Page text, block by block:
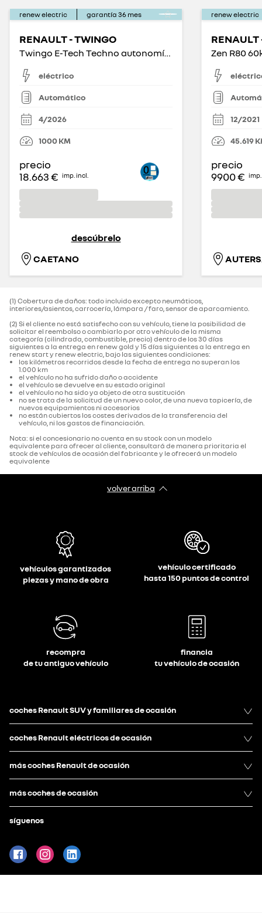
renew electric garantía 36 mes
RENAULT - TWINGO
Twingo E-Tech Techno autonomía urbana 60kW
eléctrico
Automático
4/2026
1000KM
precio
18.663 € imp. incl.
descúbrelo
CAETANO
renew electric
RENAULT
Zen R80
12/2021
45.619
precio
9900 €
(1) Cobertura de daños: todo incluido excepto neumáticos,
interiores/asientos, carrocería, lámpara / faro, sensor de aparcamiento.‌
(2) Si el cliente no está satisfecho con su vehículo, tiene la posibilidad de
solicitar el reembolso o cambiarlo por otro vehículo de la misma
categoría (cilindrada, combustible, precio) dentro de los 30 días
siguientes a la entrega en renew gold y 15 días siguientes a la entrega en
renew start y renew electric, bajo las siguientes condiciones:
los kilómetros recorridos desde la fecha de entrega no superan los
1.000 km
el vehículo no ha sufrido daño o accidente
el vehículo se devuelve en su estado original
el vehículo no ha sido ya objeto de otra sustitución
no se trata de la solicitud de un nuevo color, de una nueva tapicería, de
nuevos equipamientos ni accesorios
no están cubiertos los costes derivados de la transferencia del
vehículo, ni los gastos de financiación.
Nota: si el concesionario no cuenta en su stock con un modelo
equivalente para ofrecer al cliente, consultará de manera prioritaria el
stock de vehículos de ocasión del fabricante y le ofrecerá un modelo
equivalente
volver arriba
vehículos garantizados
piezas y mano de obra
vehículo certificado
hasta 150 puntos de control
recompra
de tu antiguo vehículo
financia
tu vehículo de ocasión
coches Renault SUV y familiares de ocasión
coches Renault eléctricos de ocasión
más coches Renault de ocasión
más coches de ocasión
síguenos